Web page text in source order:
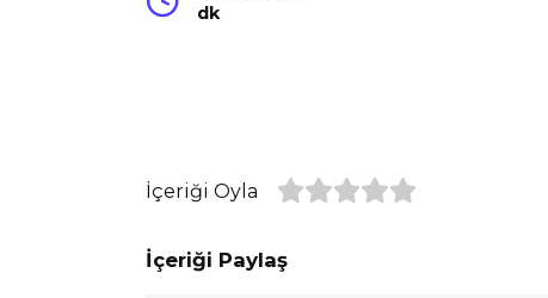
dk
İçeriği Oyla
İçeriği Paylaş